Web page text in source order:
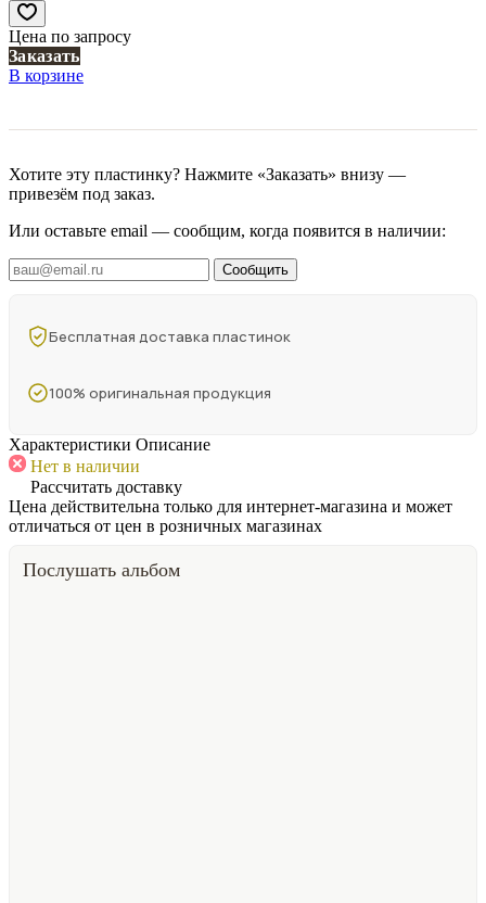
Цена по запросу
Заказать
В корзине
Хотите эту пластинку? Нажмите «Заказать» внизу —
привезём под заказ.
Или оставьте email — сообщим, когда появится в наличии:
Сообщить
Бесплатная доставка пластинок
100% оригинальная продукция
Характеристики Описание
Нет в наличии
Рассчитать доставку
Цена действительна только для интернет-магазина и может
отличаться от цен в розничных магазинах
Послушать альбом